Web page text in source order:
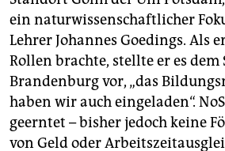
ein naturwissenschaftlicher
Lehrer Johannes Goedings. Als
Rollen brachte, stellte er es dem
Brandenburg vor, „das
haben wir auch eingeladen“.
geerntet – bisher jedoch keine
von Geld oder